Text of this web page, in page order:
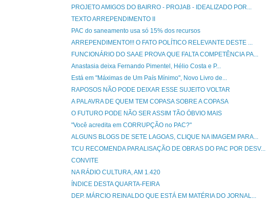
PROJETO AMIGOS DO BAIRRO - PROJAB - IDEALIZADO POR...
TEXTO ARREPENDIMENTO II
PAC do saneamento usa só 15% dos recursos
ARREPENDIMENTO!!! O FATO POLÍTICO RELEVANTE DESTE ...
FUNCIONÁRIO DO SAAE PROVA QUE FALTA COMPETÊNCIA PA...
Anastasia deixa Fernando Pimentel, Hélio Costa e P...
Está em "Máximas de Um País Mínimo", Novo Livro de...
RAPOSOS NÃO PODE DEIXAR ESSE SUJEITO VOLTAR
A PALAVRA DE QUEM TEM COPASA SOBRE A COPASA
O FUTURO PODE NÃO SER ASSIM TÃO ÓBVIO MAIS
"Você acredita em CORRUPÇÃO no PAC?"
ALGUNS BLOGS DE SETE LAGOAS, CLIQUE NA IMAGEM PARA...
TCU RECOMENDA PARALISAÇÃO DE OBRAS DO PAC POR DESV...
CONVITE
NA RÁDIO CULTURA, AM 1.420
ÍNDICE DESTA QUARTA-FEIRA
DEP. MÁRCIO REINALDO QUE ESTÁ EM MATÉRIA DO JORNAL...